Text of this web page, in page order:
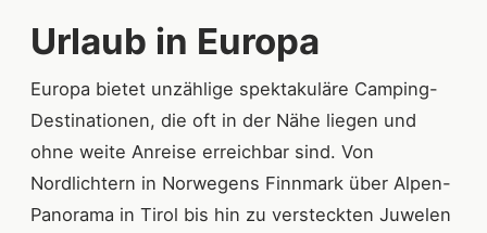
Urlaub in Europa
Europa bietet unzählige spektakuläre Camping-
Destinationen, die oft in der Nähe liegen und
ohne weite Anreise erreichbar sind. Von
Nordlichtern in Norwegens Finnmark über Alpen-
Panorama in Tirol bis hin zu versteckten Juwelen